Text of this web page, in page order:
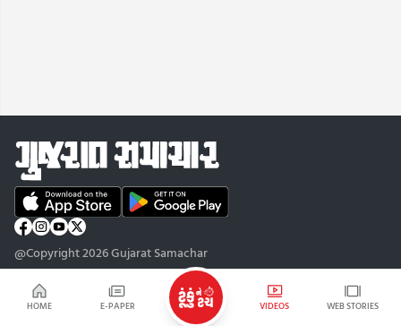
HOME E-PAPER VIDEOS WEB STORIES
@Copyright 2026 Gujarat Samachar